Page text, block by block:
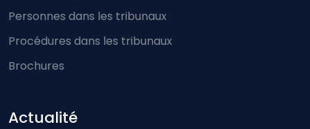
Personnes dans les tribunaux
Procédures dans les tribunaux
Brochures
Actualité